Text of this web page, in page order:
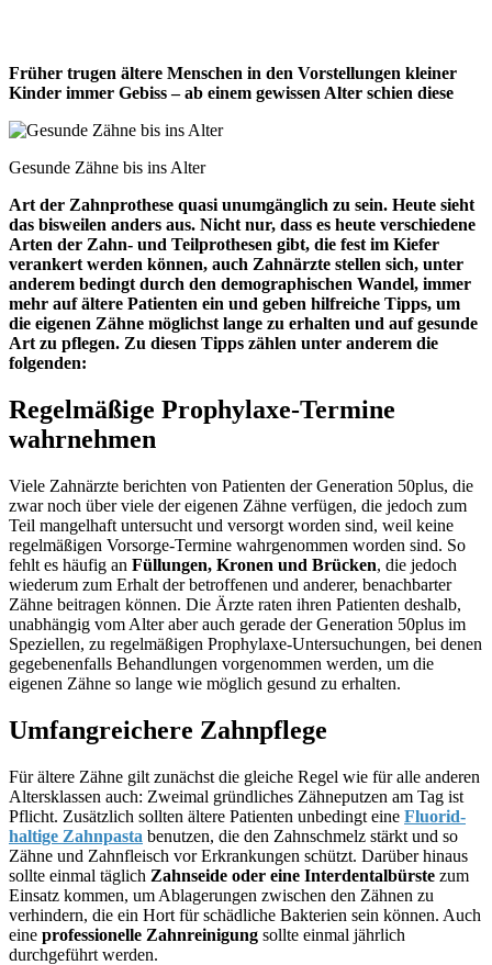
Früher trugen ältere Menschen in den Vorstellungen kleiner
Kinder immer Gebiss – ab einem gewissen Alter schien diese
Gesunde Zähne bis ins Alter
Art der Zahnprothese quasi unumgänglich zu sein. Heute sieht
das bisweilen anders aus. Nicht nur, dass es heute verschiedene
Arten der Zahn- und Teilprothesen gibt, die fest im Kiefer
verankert werden können, auch Zahnärzte stellen sich, unter
anderem bedingt durch den demographischen Wandel, immer
mehr auf ältere Patienten ein und geben hilfreiche Tipps, um
die eigenen Zähne möglichst lange zu erhalten und auf gesunde
Art zu pflegen. Zu diesen Tipps zählen unter anderem die
folgenden:
Regelmäßige Prophylaxe-Termine
wahrnehmen
Viele Zahnärzte berichten von Patienten der Generation 50plus, die
zwar noch über viele der eigenen Zähne verfügen, die jedoch zum
Teil mangelhaft untersucht und versorgt worden sind, weil keine
regelmäßigen Vorsorge-Termine wahrgenommen worden sind. So
fehlt es häufig an Füllungen, Kronen und Brücken, die jedoch
wiederum zum Erhalt der betroffenen und anderer, benachbarter
Zähne beitragen können. Die Ärzte raten ihren Patienten deshalb,
unabhängig vom Alter aber auch gerade der Generation 50plus im
Speziellen, zu regelmäßigen Prophylaxe-Untersuchungen, bei denen
gegebenenfalls Behandlungen vorgenommen werden, um die
eigenen Zähne so lange wie möglich gesund zu erhalten.
Umfangreichere Zahnpflege
Für ältere Zähne gilt zunächst die gleiche Regel wie für alle anderen
Altersklassen auch: Zweimal gründliches Zähneputzen am Tag ist
Pflicht. Zusätzlich sollten ältere Patienten unbedingt eine Fluorid-
haltige Zahnpasta benutzen, die den Zahnschmelz stärkt und so
Zähne und Zahnfleisch vor Erkrankungen schützt. Darüber hinaus
sollte einmal täglich Zahnseide oder eine Interdentalbürste zum
Einsatz kommen, um Ablagerungen zwischen den Zähnen zu
verhindern, die ein Hort für schädliche Bakterien sein können. Auch
eine professionelle Zahnreinigung sollte einmal jährlich
durchgeführt werden.